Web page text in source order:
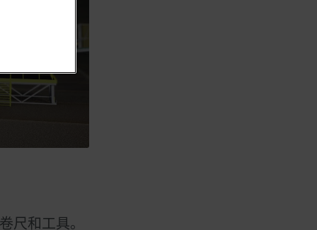
尺和工具。